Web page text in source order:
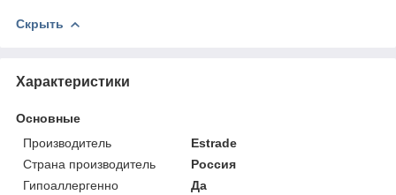
Скрыть
Характеристики
Основные
Производитель
Estrade
Страна производитель
Россия
Гипоаллергенно
Да